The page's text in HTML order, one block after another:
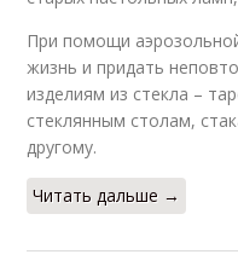
При помощи
жизнь и придать
изделиям из стекла –
стеклянным столам,
другому.
Читать дальше →